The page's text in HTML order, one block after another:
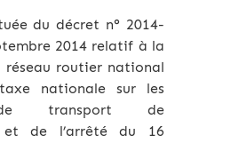
du décret n° 2014-
2014 relatif à la
réseau routier national
nationale sur les
transport de
et de l’arrêté du 16